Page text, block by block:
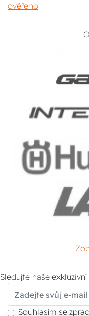
ověřeno
Sledujte naše
Souhlasím se